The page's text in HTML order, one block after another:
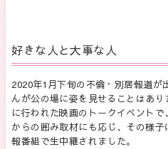
好きな人と大事な人
2020年1月下旬の不倫・別居報道が
んが公の場に姿を見せることはあ
に行われた映画のトークイベント
からの囲み取材にも応じ、その様
報番組で生中継されました。